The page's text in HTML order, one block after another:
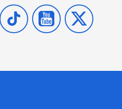
TIKTOK YOUTUBE
X